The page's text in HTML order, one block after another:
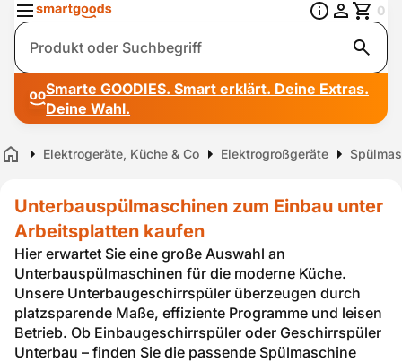
Suche
0
Smarte GOODIES. Smart erklärt. Deine Extras.
Deine Wahl.
Home Elektrogeräte, Küche & Co Elektrogroßgeräte
Unterbauspülmaschinen zum Einbau unter
Arbeitsplatten kaufen
Hier erwartet Sie eine große Auswahl an
Unterbauspülmaschinen für die moderne Küche.
Unsere Unterbaugeschirrspüler überzeugen durch
platzsparende Maße, effiziente Programme und leisen
Betrieb. Ob Einbaugeschirrspüler oder Geschirrspüler
Unterbau – finden Sie die passende Spülmaschine